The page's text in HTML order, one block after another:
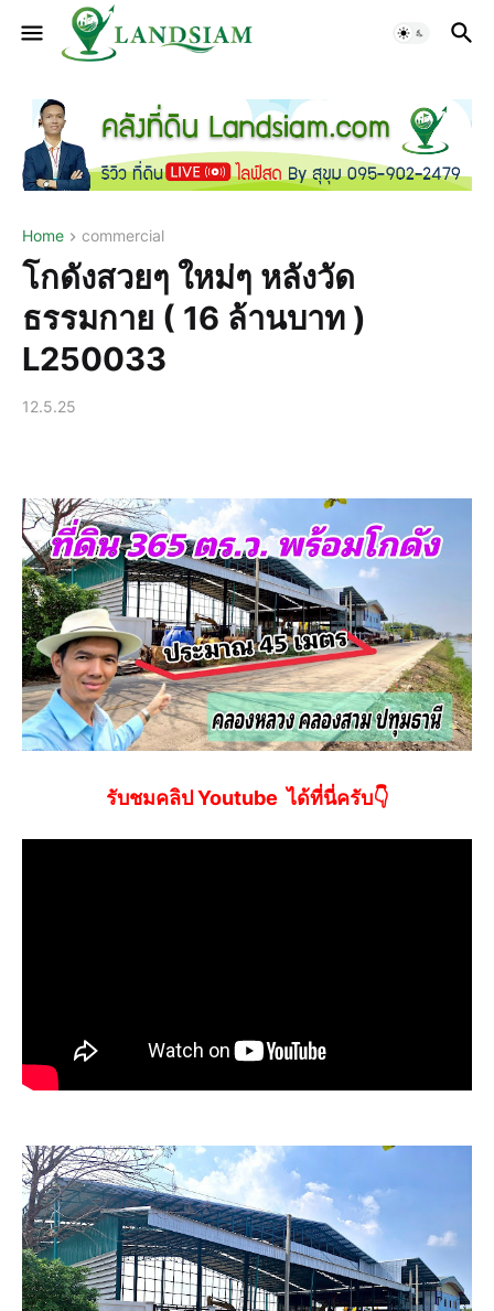
Home commercial
โกดังสวยๆ ใหม่ๆ หลังวัด
ธรรมกาย ( 16 ล้านบาท )
L250033
12.5.25
รับชมคลิป Youtube ได้ที่นี่ครับ👇